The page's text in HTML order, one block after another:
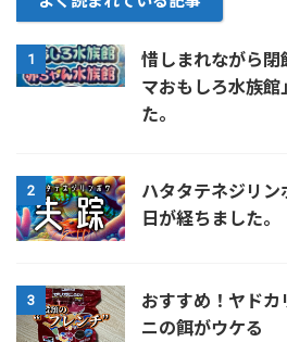
1
惜しまれながら
マおもしろ水族
た。
2
ハタタテネジリ
日が経ちました。
3
おすすめ！ヤド
ニの餌がウケる